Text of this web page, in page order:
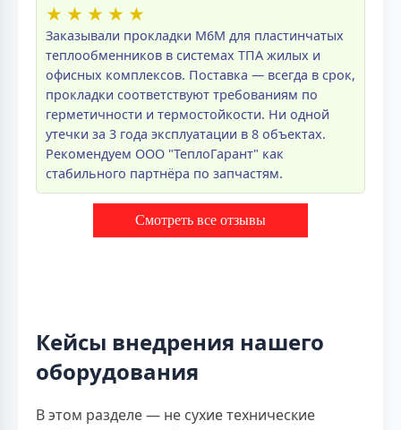
★ ★ ★ ★ ★
Заказывали прокладки M6M для пластинчатых
теплообменников в системах ТПА жилых и
офисных комплексов. Поставка — всегда в срок,
прокладки соответствуют требованиям по
герметичности и термостойкости. Ни одной
утечки за 3 года эксплуатации в 8 объектах.
Рекомендуем ООО "ТеплоГарант" как
стабильного партнёра по запчастям.
Смотреть все отзывы
Кейсы внедрения нашего
оборудования
В этом разделе — не сухие технические